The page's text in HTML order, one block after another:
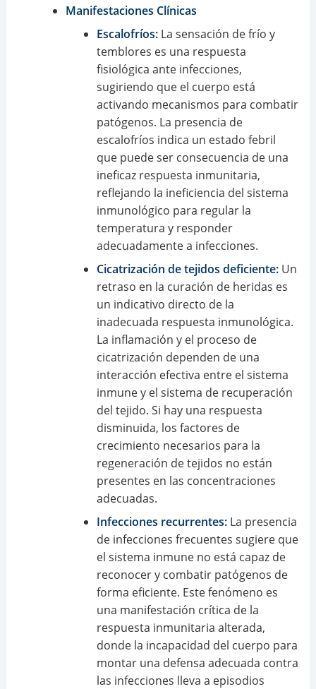
Manifestaciones Clínicas
Escalofríos:La sensación de frío y
temblores es una respuesta
fisiológica ante infecciones,
sugiriendo que el cuerpo está
activando mecanismos para combatir
patógenos. La presencia de
escalofríos indica un estado febril
que puede ser consecuencia de una
ineficaz respuesta inmunitaria,
reflejando la ineficiencia del sistema
inmunológico para regular la
temperatura y responder
adecuadamente a infecciones.
Cicatrización de tejidos deficiente:Un
retraso en la curación de heridas es
un indicativo directo de la
inadecuada respuesta inmunológica.
La inflamación y el proceso de
cicatrización dependen de una
interacción efectiva entre el sistema
inmune y el sistema de recuperación
del tejido. Si hay una respuesta
disminuida, los factores de
crecimiento necesarios para la
regeneración de tejidos no están
presentes en las concentraciones
adecuadas.
Infecciones recurrentes:La presencia
de infecciones frecuentes sugiere que
el sistema inmune no está capaz de
reconocer y combatir patógenos de
forma eficiente. Este fenómeno es
una manifestación crítica de la
respuesta inmunitaria alterada,
donde la incapacidad del cuerpo para
montar una defensa adecuada contra
las infecciones lleva a episodios